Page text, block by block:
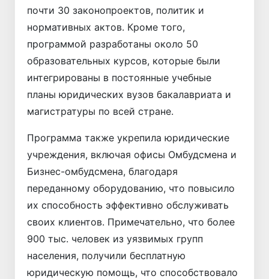
почти 30 законопроектов, политик и
нормативных актов. Кроме того,
программой разработаны около 50
образовательных курсов, которые были
интегрированы в постоянные учебные
планы юридических вузов бакалавриата и
магистратуры по всей стране.
Программа также укрепила юридические
учреждения, включая офисы Омбудсмена и
Бизнес-омбудсмена, благодаря
переданному оборудованию, что повысило
их способность эффективно обслуживать
своих клиентов. Примечательно, что более
900 тыс. человек из уязвимых групп
населения, получили бесплатную
юридическую помощь, что способствовало